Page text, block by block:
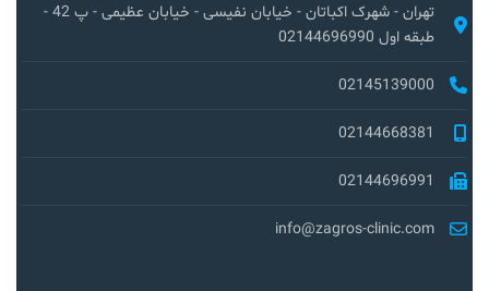
تهران - شهرک اکباتان - خیابان نفیسی - خیابان عظیمی - پ 42 -
طبقه اول 02144696990
02145139000
02144668381
02144696991
info@zagros-clinic.com